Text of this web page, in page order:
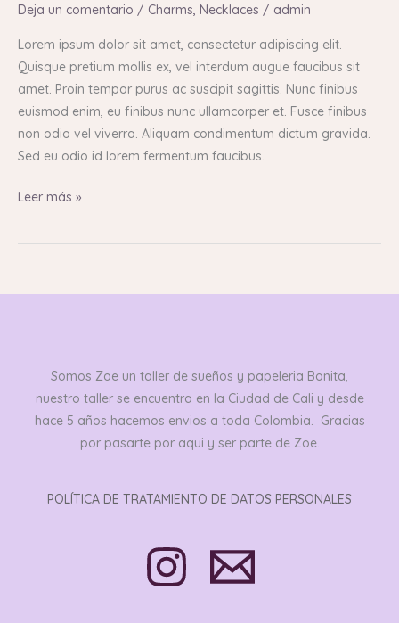
Deja un comentario / Charms, Necklaces / admin
Lorem ipsum dolor sit amet, consectetur adipiscing elit.
Quisque pretium mollis ex, vel interdum augue faucibus sit
amet. Proin tempor purus ac suscipit sagittis. Nunc finibus
euismod enim, eu finibus nunc ullamcorper et. Fusce finibus
non odio vel viverra. Aliquam condimentum dictum gravida.
Sed eu odio id lorem fermentum faucibus.
to
Know
Leer más »
Somos Zoe un taller de sueños y papeleria Bonita,
nuestro taller se encuentra en la Ciudad de Cali y desde
hace 5 años hacemos envios a toda Colombia. Gracias
por pasarte por aqui y ser parte de Zoe.
POLÍTICA DE TRATAMIENTO DE DATOS PERSONALES